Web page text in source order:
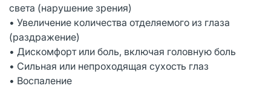
света (нарушение зрения)
• Увеличение количества отделяемого из глаза
(раздражение)
• Дискомфорт или боль, включая головную боль
• Сильная или непроходящая сухость глаз
• Воспаление